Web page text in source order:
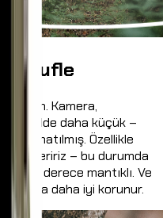
puan. Kamera,
şekilde daha küçük –
donatılmış. Özellikle
veririz – bu durumda
son derece mantıklı. Ve
da daha iyi korunur.